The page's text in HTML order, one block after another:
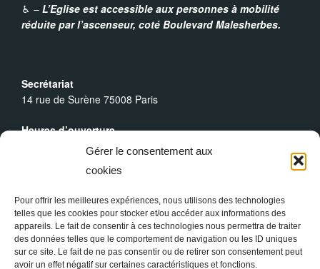
Gérer le consentement aux
cookies
Pour offrir les meilleures expériences, nous utilisons des technologies
telles que les cookies pour stocker et/ou accéder aux informations des
appareils. Le fait de consentir à ces technologies nous permettra de traiter
des données telles que le comportement de navigation ou les ID uniques
sur ce site. Le fait de ne pas consentir ou de retirer son consentement peut
avoir un effet négatif sur certaines caractéristiques et fonctions.
♿︎ – L’Eglise est accessible aux personnes à mobilité
réduite par l’ascenseur, coté Boulevard Malesherbes.
Secrétariat
14 rue de Surène 75008 Paris
Heures d’ouverture
Du lundi au dimanche : 9h30 - 19h00
Messes Dominicales
Dimanche, messe à10h30et18h